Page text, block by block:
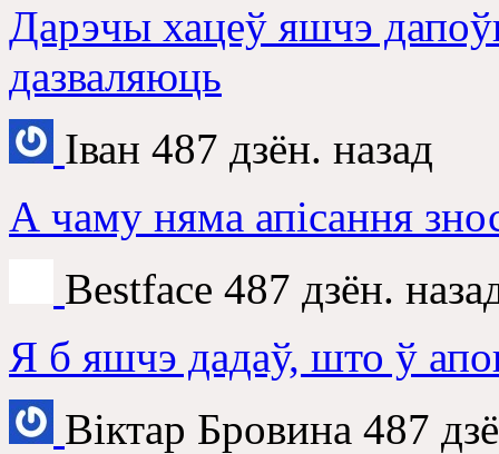
Дарэчы хацеў яшчэ
дазваляюць
Іван 487 дзён. назад
А чаму няма апісання
Bestface 487 дзён.
Я б яшчэ дадаў, што ў
Віктар Бровина 487